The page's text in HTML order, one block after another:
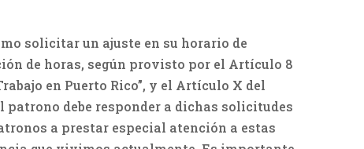
solicitar un ajuste en su horario de
de horas, según provisto por el Artículo 8
en Puerto Rico”, y el Artículo X del
patrono debe responder a dichas solicitudes
a prestar especial atención a estas